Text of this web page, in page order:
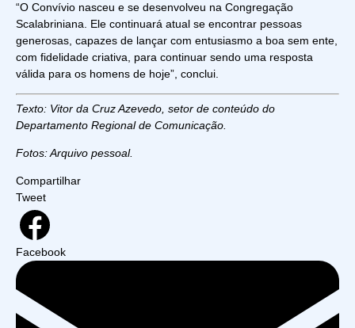
“O Convívio nasceu e se desenvolveu na Congregação
Scalabriniana. Ele continuará atual se encontrar pessoas
generosas, capazes de lançar com entusiasmo a boa sem ente,
com fidelidade criativa, para continuar sendo uma resposta
válida para os homens de hoje”, conclui.
Texto: Vitor da Cruz Azevedo, setor de conteúdo do
Departamento Regional de Comunicação.
Fotos: Arquivo pessoal.
Compartilhar
Tweet
Facebook